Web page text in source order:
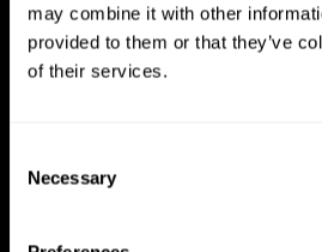
may combine it with other
provided to them or that they’ve
of their services.
Selection
Necessary